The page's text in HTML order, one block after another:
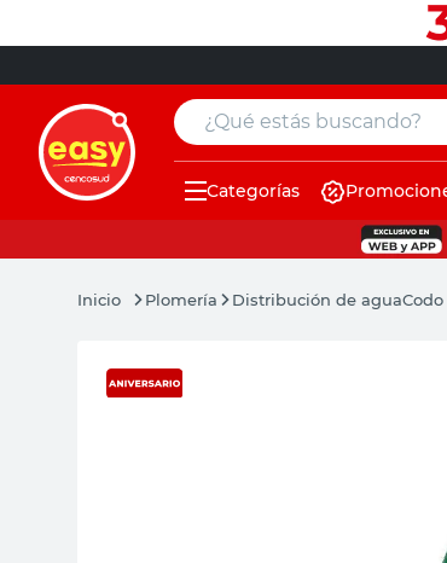
¿Qué estás buscando?
Categorías
Plomería Distribución de agua
muebles